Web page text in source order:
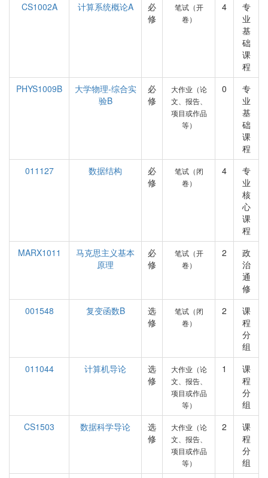
CS1002A
计算系统概论A
必
修
笔试（开
卷）
4
专
业
基
础
课
程
PHYS1009B
大学物理-综合实
验B
必
修
大作业（论
文、报告、
项目或作品
等）
0
专
业
基
础
课
程
011127
数据结构
必
修
笔试（闭
卷）
4
专
业
核
心
课
程
MARX1011
马克思主义基本
原理
必
修
笔试（开
卷）
2
政
治
通
修
001548
复变函数B
选
修
笔试（闭
卷）
2
课
程
分
组
011044
计算机导论
选
修
大作业（论
文、报告、
项目或作品
等）
1
课
程
分
组
CS1503
数据科学导论
选
修
大作业（论
文、报告、
项目或作品
等）
2
课
程
分
组